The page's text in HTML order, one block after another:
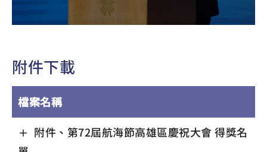
附件下載
檔案名稱
附件、第72屆航海節高雄區慶祝大會 得獎名